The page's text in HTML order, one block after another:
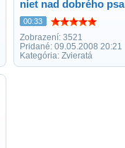
niet nad dobrého psa
00:33
Zobrazení: 3521
Pridané: 09.05.2008 20:21
Kategória: Zvieratá